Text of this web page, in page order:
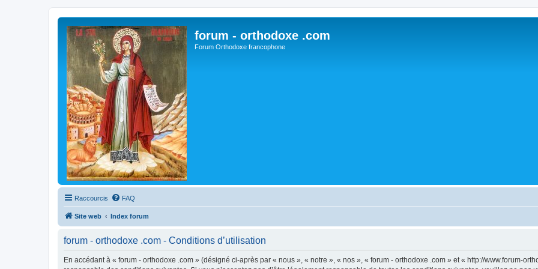
forum - orthodoxe .com
Forum Orthodoxe francophone
Raccourcis FAQ
Site web Index forum
forum - orthodoxe .com - Conditions d’utilisation
En accédant à « forum - orthodoxe .com » (désigné ci-après par « nous », « notre », « nos », « forum - orthodoxe .com » et « http://www.forum-